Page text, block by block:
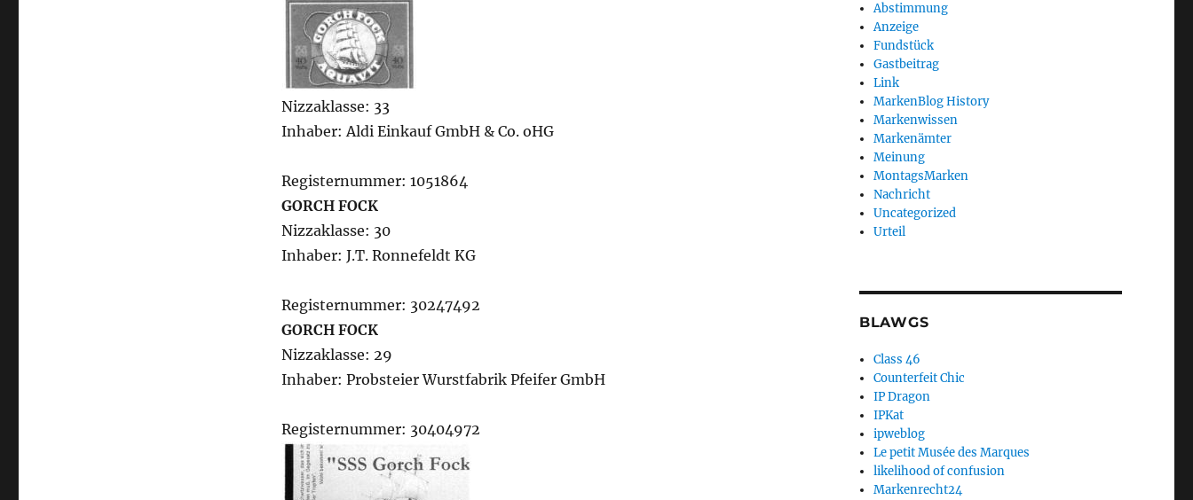
Nizzaklasse: 33
Inhaber: Aldi Einkauf GmbH & Co. oHG
Registernummer: 1051864
GORCH FOCK
Nizzaklasse: 30
Inhaber: J.T. Ronnefeldt KG
Registernummer: 30247492
GORCH FOCK
Nizzaklasse: 29
Inhaber: Probsteier Wurstfabrik Pfeifer GmbH
Registernummer: 30404972
Abstimmung
Anzeige
Fundstück
Gastbeitrag
Link
MarkenBlog History
Markenwissen
Markenämter
Meinung
MontagsMarken
Nachricht
Uncategorized
Urteil
BLAWGS
Class 46
Counterfeit Chic
IP Dragon
IPKat
ipweblog
Le petit Musée des Marques
likelihood of confusion
Markenrecht24